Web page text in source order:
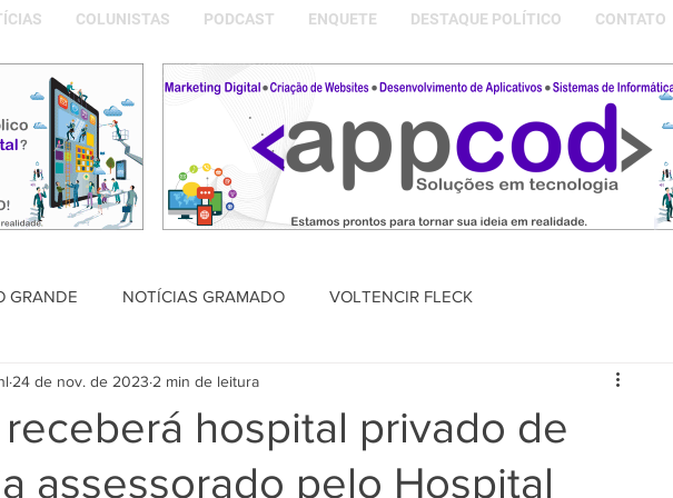
COLUNISTAS PODCAST ENQUETE DESTAQUE POLÍTICO CONTATO
GRANDE NOTÍCIAS GRAMADO VOLTENCIR FLECK
PODCAST DESTAQUE POLÍTICO MEMÓRIAS DA NOSSA GRAMADO
hospital privado de
assessorado pelo Hospital
24 de nov. de 2023 2 min de leitura